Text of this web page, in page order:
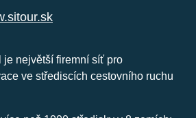
je největší firemní síť pro
ve střediscích cestovního ruchu